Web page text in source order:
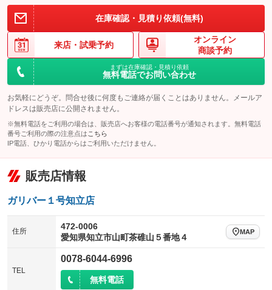
在庫確認・見積り依頼(無料)
来店・ 試乗予約
オンライン
商談予約
まずは在庫確認・見積り依頼
無料電話でお問い合わせ
お気軽にどうぞ。問合せ後に何度もご連絡が届くことはありません。メールア
ドレスは販売店に公開されません。
※無料電話をご利用の場合は、販売店へお客様の電話番号が通知されます。無料電話
番号ご利用の際の注意点は こちら
IP電話、ひかり電話からはご利用いただけません。
販売店情報
ガリバー１号知立店
住所
472-0006
愛知県知立市山町茶碓山５番地４
MAP
TEL
0078-6044-6996
無料電話